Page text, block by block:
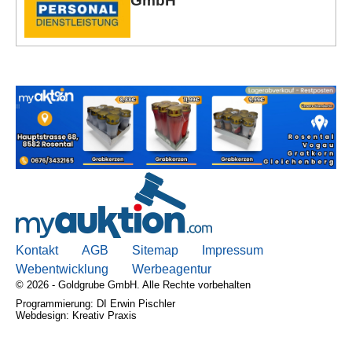
Kontakt
AGB, Nutzungsbedingungen
Kontakt AGB Sitemap
Impressum
Webentwicklung
Werbeagentur
© 2026 - Goldgrube GmbH. Alle Rechte vorbehalten
Programmierung: DI Erwin Pischler
Webdesign: Kreativ Praxis